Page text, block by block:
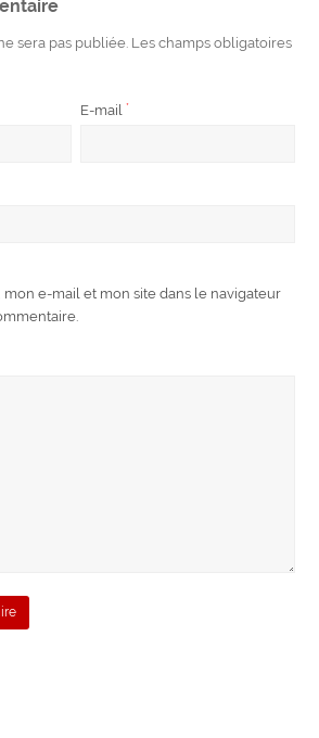
sera pas publiée. Les champs obligatoires
E-mail *
e-mail et mon site dans le navigateur